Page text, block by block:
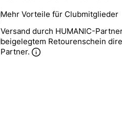
Mehr Vorteile für Clubmitglieder
Versand durch HUMANIC-
beigelegtem Retourenschein
Partner.